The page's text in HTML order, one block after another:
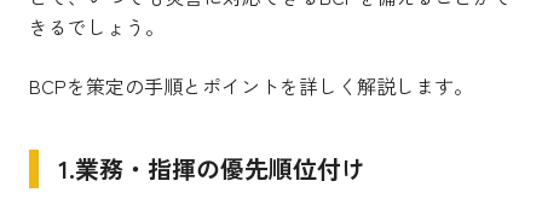
きるでしょう。
BCPを策定の手順とポイントを詳しく解説します。
1.業務・指揮の優先順位付け